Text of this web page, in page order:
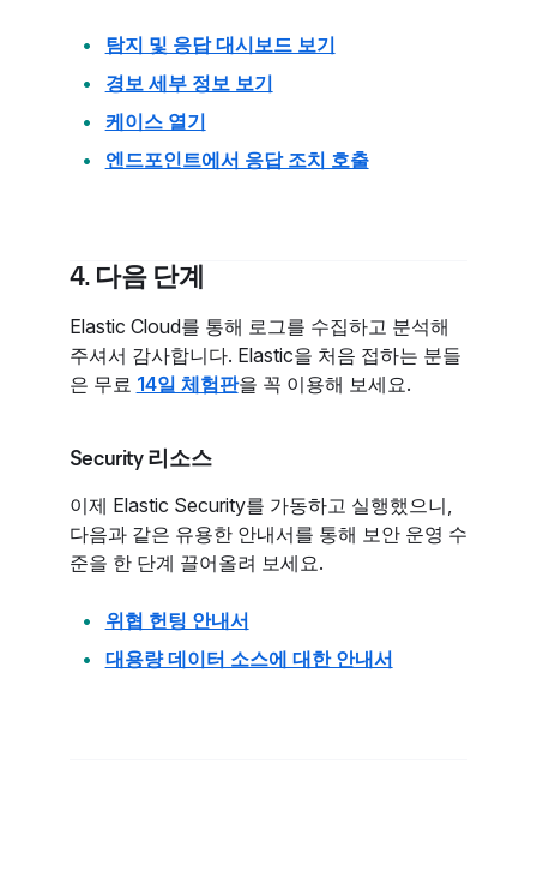
탐지 및 응답 대시보드 보기
경보 세부 정보 보기
케이스 열기
엔드포인트에서 응답 조치 호출
4. 다음 단계
Elastic Cloud를 통해 로그를 수집하고 분석해
주셔서 감사합니다. Elastic을 처음 접하는 분들
은 무료 14일 체험판을 꼭 이용해 보세요.
Security 리소스
이제 Elastic Security를 가동하고 실행했으니,
다음과 같은 유용한 안내서를 통해 보안 운영 수
준을 한 단계 끌어올려 보세요.
위협 헌팅 안내서
대용량 데이터 소스에 대한 안내서